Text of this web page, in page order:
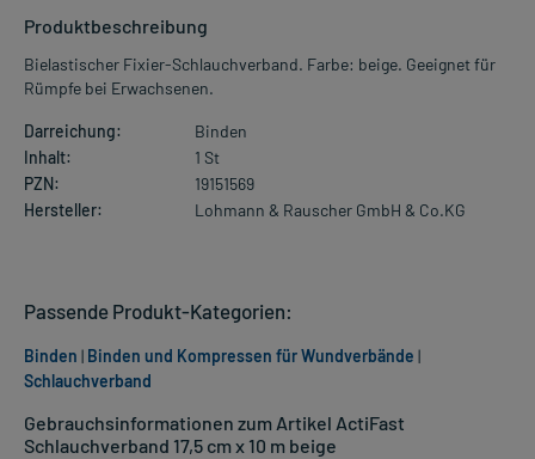
Produktbeschreibung
Bielastischer Fixier-Schlauchverband. Farbe: beige. Geeignet für
Rümpfe bei Erwachsenen.
Darreichung:
Binden
Inhalt:
1 St
PZN:
19151569
Hersteller:
Lohmann & Rauscher GmbH & Co.KG
Gebrauchsinformationen zum Artikel ActiFast
Schlauchverband 17,5 cm x 10 m beige
Passende Produkt-Kategorien:
Binden | Binden und Kompressen für Wundverbände |
Schlauchverband